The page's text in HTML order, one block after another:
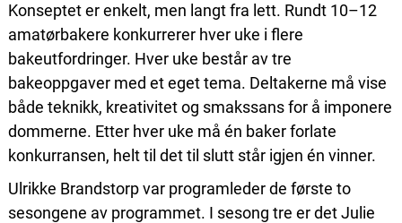
Konseptet er enkelt, men langt fra lett. Rundt 10–12
amatørbakere konkurrerer hver uke i flere
bakeutfordringer. Hver uke består av tre
bakeoppgaver med et eget tema. Deltakerne må vise
både teknikk, kreativitet og smakssans for å imponere
dommerne. Etter hver uke må én baker forlate
konkurransen, helt til det til slutt står igjen én vinner.
Ulrikke Brandstorp var programleder de første to
sesongene av programmet. I sesong tre er det Julie